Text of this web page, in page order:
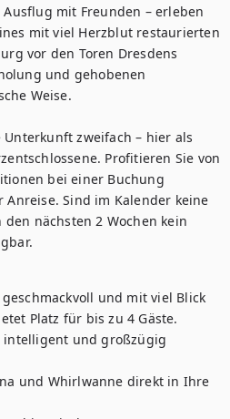
mit Freunden – erleben
mit viel Herzblut restaurierten
vor den Toren Dresdens
und gehobenen
Weise.
Unterkunft zweifach – hier als
Profitieren Sie von
bei einer Buchung
Anreise. Sind im Kalender keine
nächsten 2 Wochen kein
und mit viel Blick
Platz für bis zu 4 Gäste.
intelligent und großzügig
und Whirlwanne direkt in Ihre